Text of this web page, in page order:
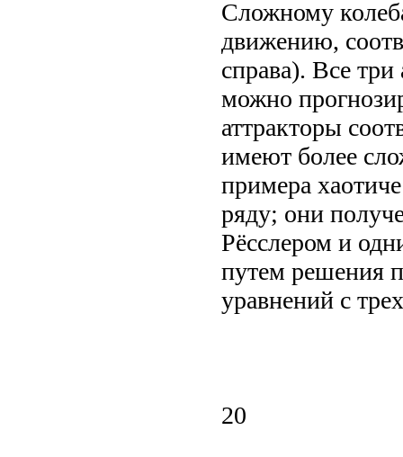
Сложному
движению,
справа). Все три
можно
аттракторы
имеют более
примера
ряду; они
Рёсслером и
путем решения
уравнений с
20